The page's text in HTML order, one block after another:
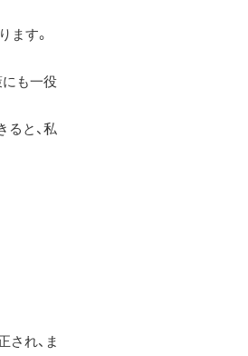
ます。
にも一役
ると、私
され、ま